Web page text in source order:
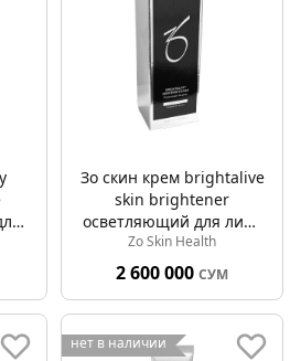
Зо скин крем brightalive
skin brightener
осветляющий для лица
50мл
Zo Skin Health
2 600 000 СУМ
нет в наличии